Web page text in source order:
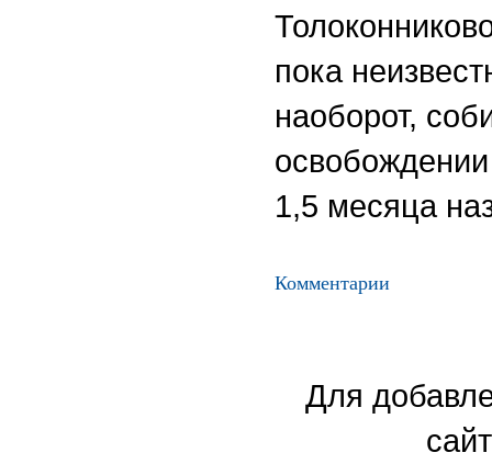
пока
наоборот,
1,5 месяца
Комментарии
Для